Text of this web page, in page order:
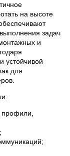
на высоте
задач
и
устойчивой
для
профили,